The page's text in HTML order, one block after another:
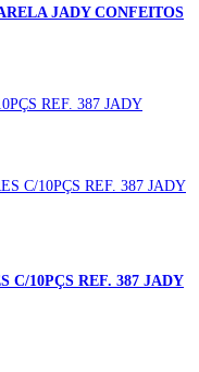
JADY CONFEITOS
C/10PÇS REF. 387 JADY